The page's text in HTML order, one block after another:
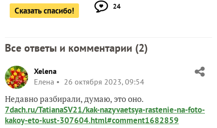
Сказать спасибо! 24
Все ответы и комментарии (2)
Xelena
Елена
26 октября 2023, 09:54
Недавно разбирали, думаю, это оно.
7dach.ru/TatianaSV21/kak-nazyvaetsya-rastenie-na-foto-
kakoy-eto-kust-307604.html#comment1682859